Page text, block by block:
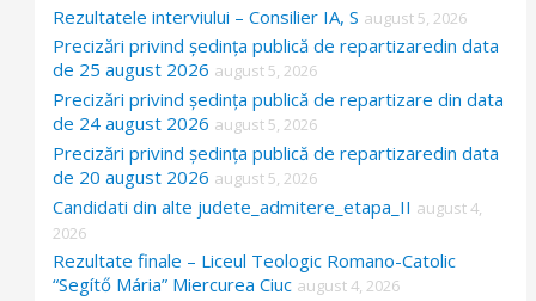
Rezultatele interviului – Consilier IA, S august 5, 2026
Precizări privind ședința publică de repartizaredin data
de 25 august 2026 august 5, 2026
Precizări privind ședința publică de repartizare din data
de 24 august 2026 august 5, 2026
Precizări privind ședința publică de repartizaredin data
de 20 august 2026 august 5, 2026
Candidati din alte judete_admitere_etapa_II august 4,
2026
Rezultate finale – Liceul Teologic Romano-Catolic
“Segítő Mária” Miercurea Ciuc august 4, 2026